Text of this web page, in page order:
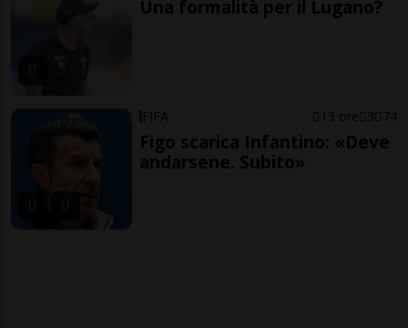
Una formalità per il Lugano?
FIFA 13 ore 3 74
Figo scarica Infantino: «Deve
andarsene. Subito»